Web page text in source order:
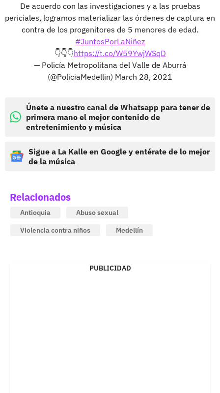
De acuerdo con las investigaciones y a las pruebas
periciales, logramos materializar las órdenes de captura en
contra de los progenitores de 5 menores de edad.
#JuntosPorLaNiñez
👇👇👇https://t.co/W59YwjWSqD
— Policía Metropolitana del Valle de Aburrá
(@PoliciaMedellin) March 28, 2021
Únete a nuestro canal de Whatsapp para tener de
primera mano el mejor contenido de
entretenimiento y música
Sigue a La Kalle en Google y entérate de lo mejor
de la música
Relacionados
Antioquia
Abuso sexual
Violencia contra niños
Medellín
PUBLICIDAD